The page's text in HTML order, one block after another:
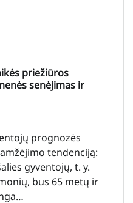
priežiūros
senėjimas ir
prognozės
tendenciją:
gyventojų, t. y.
bus 65 metų ir